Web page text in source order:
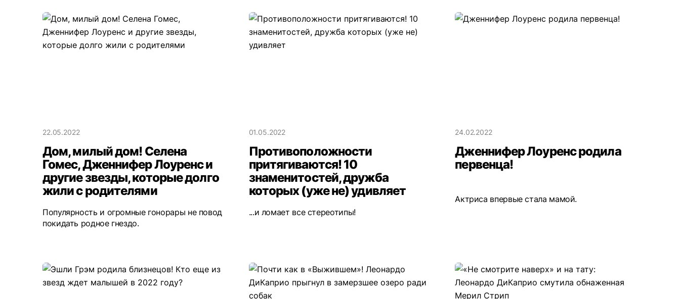
22.05.2022
Дом, милый дом! Селена
Гомес, Дженнифер Лоуренс и
другие звезды, которые долго
жили с родителями
Популярность и огромные гонорары не повод
покидать родное гнездо.
01.05.2022
Противоположности
притягиваются! 10
знаменитостей, дружба
которых (уже не) удивляет
...и ломает все стереотипы!
24.02.2022
Дженнифер Лоуренс родила
первенца!
Актриса впервые стала мамой.